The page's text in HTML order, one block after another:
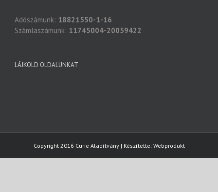
Adószámunk: 18821550-1-16
Számlaszámunk: 11745004-20059422
LÁJKOLD OLDALUNKAT
Copyright 2016 Curie Alapítvány | Készítette: Webprodukt